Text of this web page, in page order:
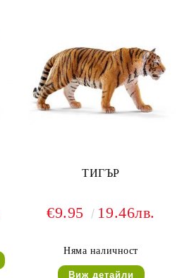
ТИГЪР
€9.95 19.46лв.
Няма наличност
Виж детайли